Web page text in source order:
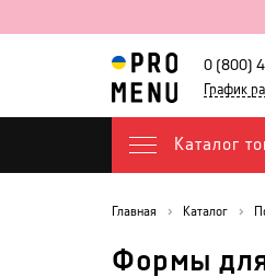
0 (800)
График
Каталог
Главная Каталог
Формы для